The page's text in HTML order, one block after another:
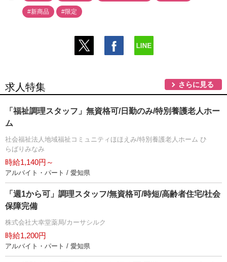
#新商品 #限定
求人特集 さらに見る
「福祉調理スタッフ」無資格可/日勤のみ/特別養護老人ホー
ム
社会福祉法人地域福祉コミュニティほほえみ/特別養護老人ホーム ひ
らばりみなみ
時給1,140円～
アルバイト・パート / 愛知県
「週1から可」調理スタッフ/無資格可/時短/高齢者住宅/社会
保障完備
株式会社大幸堂薬局/カーサシルク
時給1,200円
アルバイト・パート / 愛知県